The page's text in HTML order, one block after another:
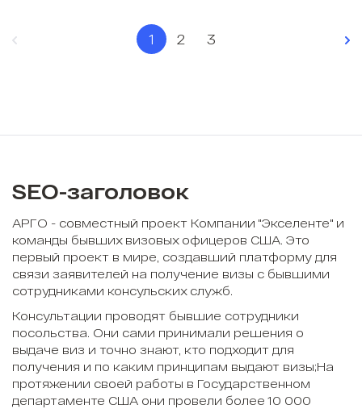
1 2 3
SEO-заголовок
АРГО - совместный проект Компании "Экселенте" и
команды бывших визовых офицеров США. Это
первый проект в мире, создавший платформу для
связи заявителей на получение визы с бывшими
сотрудниками консульских служб.
Консультации проводят бывшие сотрудники
посольства. Они сами принимали решения о
выдаче виз и точно знают, кто подходит для
получения и по каким принципам выдают визы;На
протяжении своей работы в Государственном
департаменте США они провели более 10 000